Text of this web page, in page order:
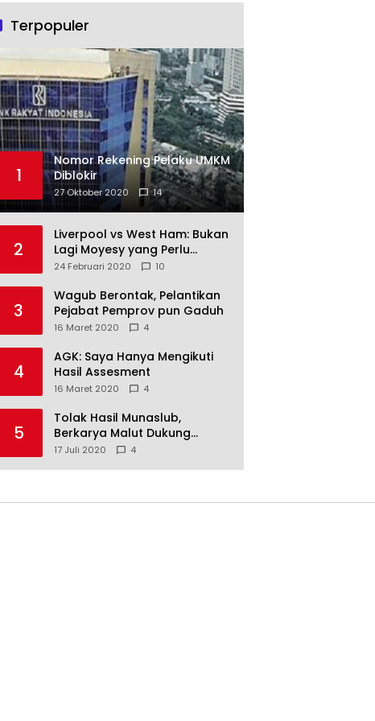
Terpopuler
1
Nomor Rekening Pelaku UMKM
Diblokir
27 Oktober 2020 14
2
Liverpool vs West Ham: Bukan
Lagi Moyesy yang Perlu
Ditakuti
24 Februari 2020 10
3
Wagub Berontak, Pelantikan
Pejabat Pemprov pun Gaduh
16 Maret 2020 4
4
AGK: Saya Hanya Mengikuti
Hasil Assesment
16 Maret 2020 4
5
Tolak Hasil Munaslub,
Berkarya Malut Dukung
Tommy Soeharto
17 Juli 2020 4